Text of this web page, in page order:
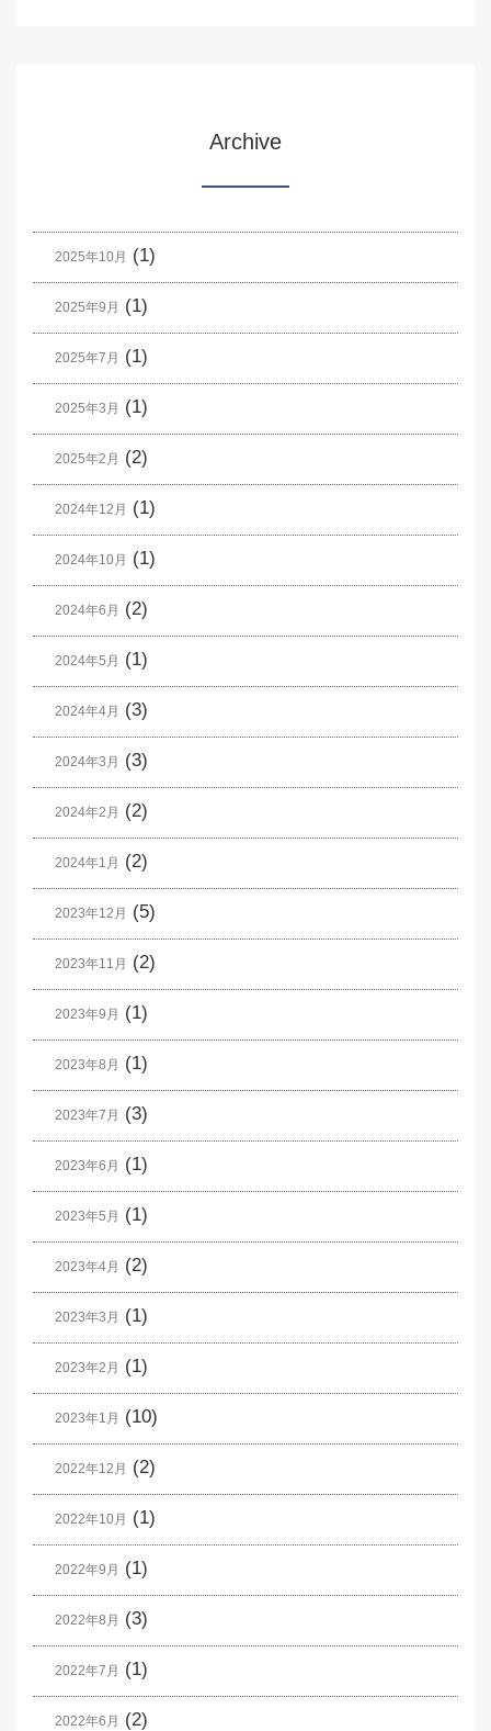
Archive
2025年10月 (1)
2025年9月 (1)
2025年7月 (1)
2025年3月 (1)
2025年2月 (2)
2024年12月 (1)
2024年10月 (1)
2024年6月 (2)
2024年5月 (1)
2024年4月 (3)
2024年3月 (3)
2024年2月 (2)
2024年1月 (2)
2023年12月 (5)
2023年11月 (2)
2023年9月 (1)
2023年8月 (1)
2023年7月 (3)
2023年6月 (1)
2023年5月 (1)
2023年4月 (2)
2023年3月 (1)
2023年2月 (1)
2023年1月 (10)
2022年12月 (2)
2022年10月 (1)
2022年9月 (1)
2022年8月 (3)
2022年7月 (1)
2022年6月 (2)